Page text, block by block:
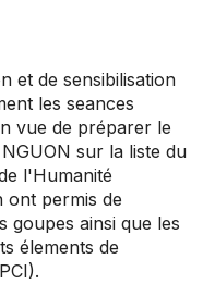
et de sensibilisation
les seances
vue de préparer le
sur la liste du
l'Humanité
ont permis de
goupes ainsi que les
élements de